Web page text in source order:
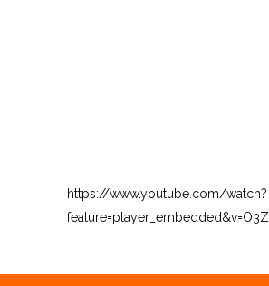
https://www.youtube.com/watch?